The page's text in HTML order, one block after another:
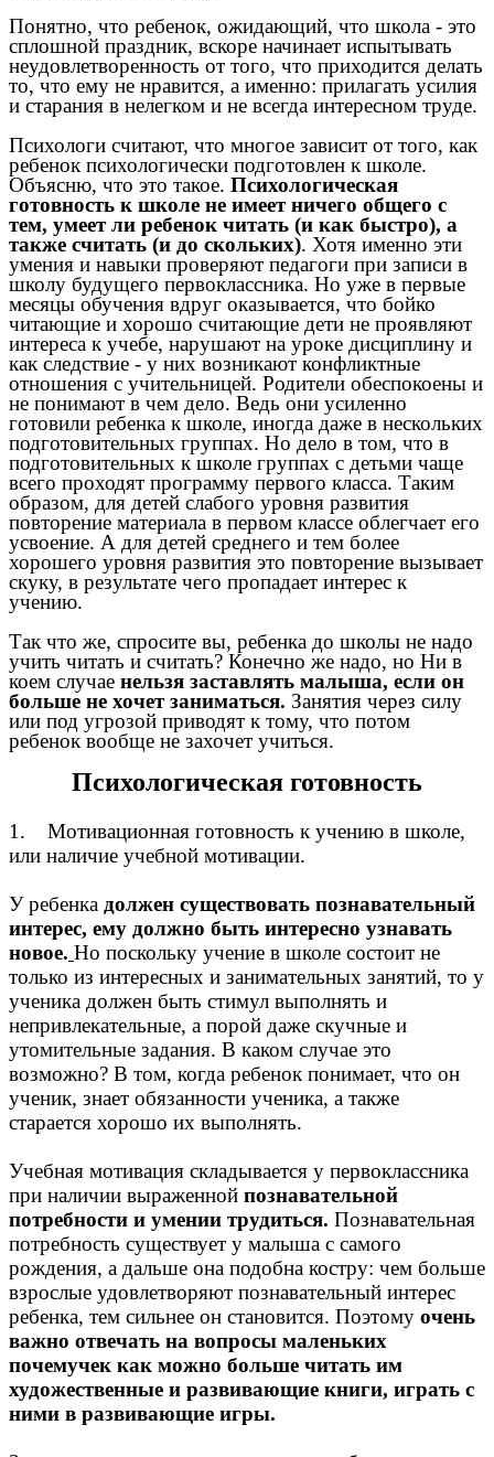
Понятно, что ребенок, ожидающий, что школа - это
сплошной праздник, вскоре начинает испытывать
неудовлетворенность от того, что приходится делать
то, что ему не нравится, а именно: прилагать усилия
и старания в нелегком и не всегда интересном труде.
Психологи считают, что многое зависит от того, как
ребенок психологически подготовлен к школе.
Объясню, что это такое. Психологическая
готовность к школе не имеет ничего общего с
тем, умеет ли ребенок читать (и как быстро), а
также считать (и до скольких). Хотя именно эти
умения и навыки проверяют педагоги при записи в
школу будущего первоклассника. Но уже в первые
месяцы обучения вдруг оказывается, что бойко
читающие и хорошо считающие дети не проявляют
интереса к учебе, нарушают на уроке дисциплину и
как следствие - у них возникают конфликтные
отношения с учительницей. Родители обеспокоены и
не понимают в чем дело. Ведь они усиленно
готовили ребенка к школе, иногда даже в нескольких
подготовительных группах. Но дело в том, что в
подготовительных к школе группах с детьми чаще
всего проходят программу первого класса. Таким
образом, для детей слабого уровня развития
повторение материала в первом классе облегчает его
усвоение. А для детей среднего и тем более
хорошего уровня развития это повторение вызывает
скуку, в результате чего пропадает интерес к
учению.
Так что же, спросите вы, ребенка до школы не надо
учить читать и считать? Конечно же надо, но Ни в
коем случае нельзя заставлять малыша, если он
больше не хочет заниматься. Занятия через силу
или под угрозой приводят к тому, что потом
ребенок вообще не захочет учиться.
Психологическая готовность
1. Мотивационная готовность к учению в школе,
или наличие учебной мотивации.
У ребенка должен существовать познавательный
интерес, ему должно быть интересно узнавать
новое. Но поскольку учение в школе состоит не
только из интересных и занимательных занятий, то у
ученика должен быть стимул выполнять и
непривлекательные, а порой даже скучные и
утомительные задания. В каком случае это
возможно? В том, когда ребенок понимает, что он
ученик, знает обязанности ученика, а также
старается хорошо их выполнять.
Учебная мотивация складывается у первоклассника
при наличии выраженной познавательной
потребности и умении трудиться. Познавательная
потребность существует у малыша с самого
рождения, а дальше она подобна костру: чем больше
взрослые удовлетворяют познавательный интерес
ребенка, тем сильнее он становится. Поэтому очень
важно отвечать на вопросы маленьких
почемучек как можно больше читать им
художественные и развивающие книги, играть с
ними в развивающие игры.